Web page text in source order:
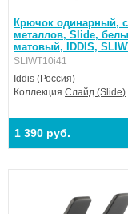
Крючок одинарный,
металлов, Slide,
матовый, IDDIS,
SLIWT10i41
Iddis (Россия)
Коллекция Слайд (Slide)
1 390 руб.